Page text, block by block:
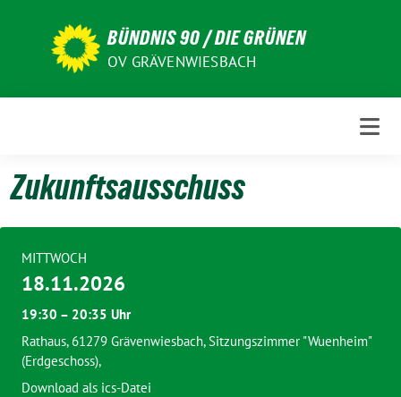
BÜNDNIS 90 / DIE GRÜNEN
OV GRÄVENWIESBACH
Zukunftsausschuss
MITTWOCH
18.11.2026
19:30 – 20:35 Uhr
Rathaus, 61279 Grävenwiesbach, Sitzungszimmer "Wuenheim"
(Erdgeschoss),
Download als ics-Datei